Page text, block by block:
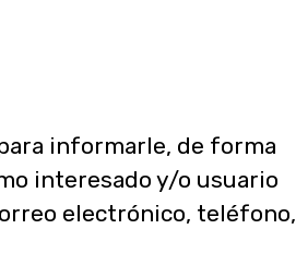
informarle, de forma
interesado y/o usuario
electrónico, teléfono,